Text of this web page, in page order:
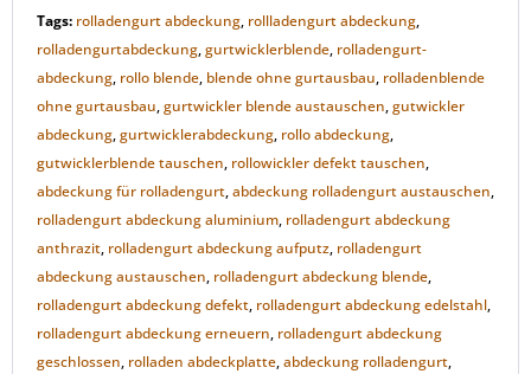
Tags: rolladengurt abdeckung, rollladengurt abdeckung,
rolladengurtabdeckung,gurtwicklerblende, rolladengurt-
abdeckung, rollo blende, blende ohne gurtausbau, rolladenblende
ohne gurtausbau,gurtwickler blende austauschen,gutwickler
abdeckung,gurtwicklerabdeckung, rollo abdeckung,
gutwicklerblende tauschen, rollowickler defekt tauschen,
abdeckung für rolladengurt,abdeckung rolladengurt austauschen,
rolladengurt abdeckung aluminium, rolladengurt abdeckung
anthrazit, rolladengurt abdeckung aufputz, rolladengurt
abdeckung austauschen, rolladengurt abdeckung blende,
rolladengurt abdeckung defekt, rolladengurt abdeckung edelstahl,
rolladengurt abdeckung erneuern, rolladengurt abdeckung
geschlossen, rolladen abdeckplatte,abdeckung rolladengurt,